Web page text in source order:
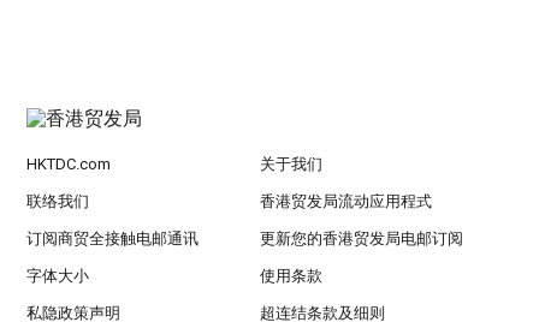
HKTDC.com 关于我们
联络我们 香港贸发局流动应用程式
订阅商贸全接触电邮通讯 更新您的香港贸发局电邮订阅
字体大小 使用条款
私隐政策声明 超连结条款及细则